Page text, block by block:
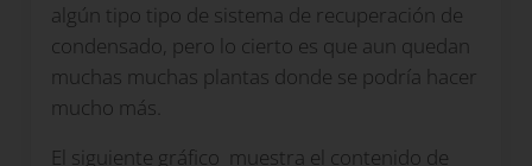
algún tipo tipo de sistema de recuperación de
condensado, pero lo cierto es que aun quedan
muchas muchas plantas donde se podría hacer
mucho más.
El siguiente gráfico muestra el contenido de